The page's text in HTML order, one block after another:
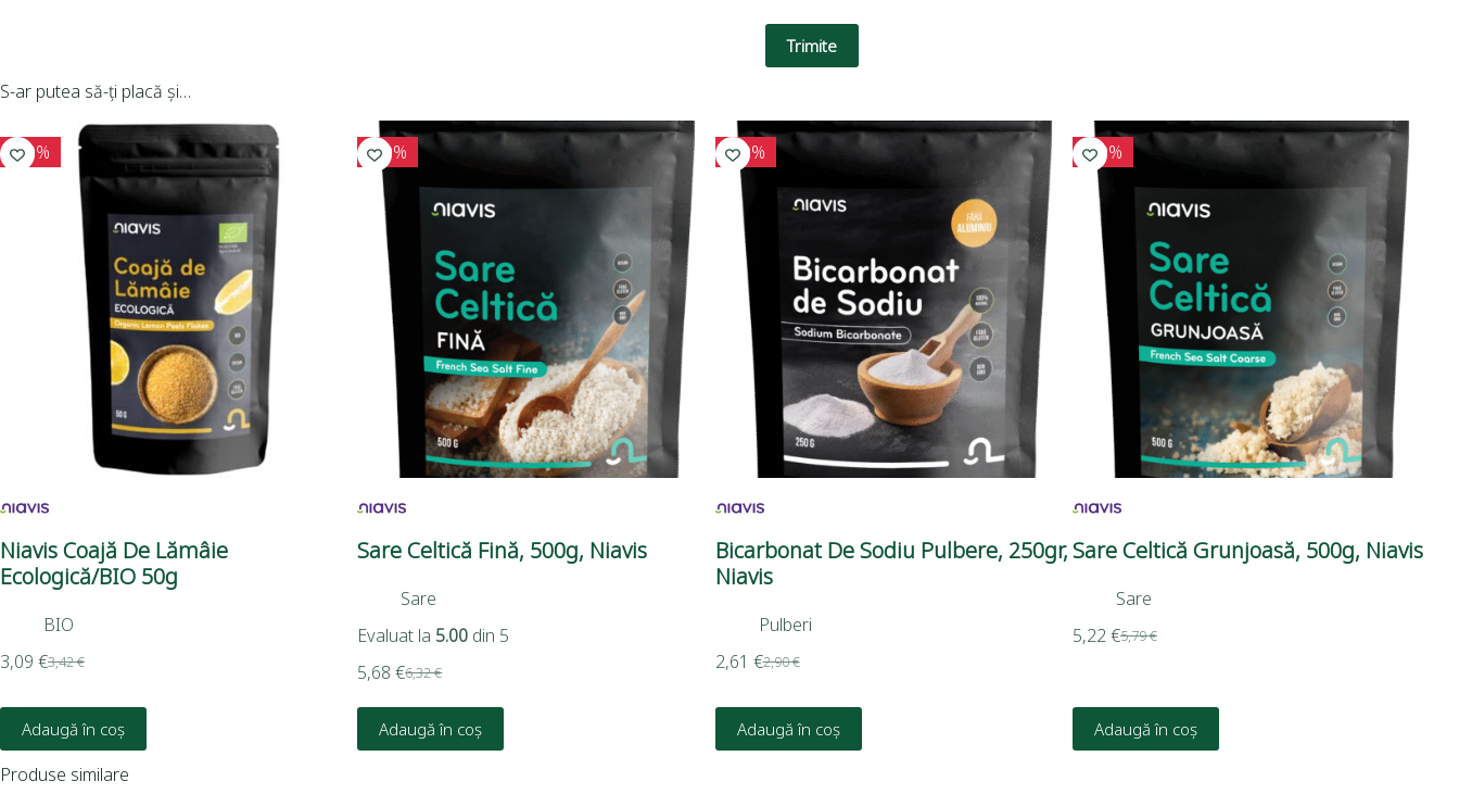
Trimite
S-ar putea să-ți placă și…
-10%
Niavis Coajă De Lămâie
Ecologică/BIO 50g
BIO
3,42€
3,09 €
Adaugă în coș
-10%
Sare Celtică Fină, 500g, Niavis
Sare
Evaluat la 5.00 din 5
6,32€
5,68€
Adaugă în coș
-10%
Bicarbonat De Sodiu Pulbere, 250gr,
Niavis
Pulberi
2,90€
2,61 €
Adaugă în coș
-10%
Sare Celtică Grunjoasă, 500g, Niavis
Sare
5,79€
5,22€
Adaugă în coș
Produse similare